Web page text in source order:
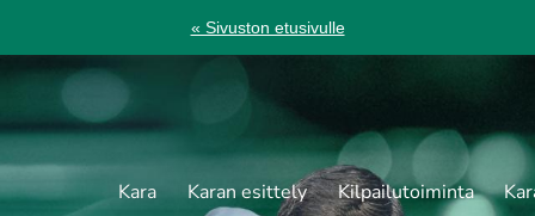
« Sivuston etusivulle
Kara Karan esittely Kilpailutoiminta